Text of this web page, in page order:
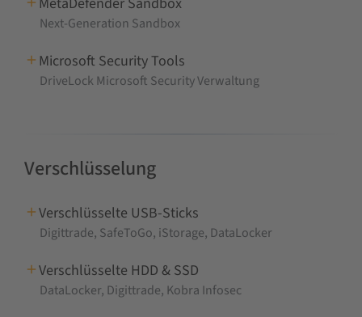
Next-Generation Sandbox
Microsoft Security Tools
DriveLock Microsoft Security Verwaltung
Verschlüsselung
Verschlüsselte USB-Sticks
Digittrade, SafeToGo, iStorage, DataLocker
Verschlüsselte HDD & SSD
DataLocker, Digittrade, Kobra Infosec